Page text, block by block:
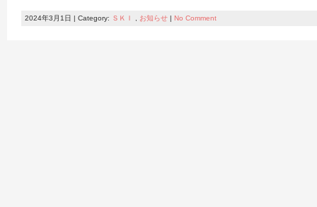
2024年3月1日 | Category: ＳＫＩ お知らせ | No Comment